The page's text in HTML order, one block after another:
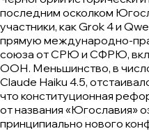
последним осколком
участники, как Grok 4 и
прямую международно-
союза от СРЮ и СФРЮ,
ООН. Меньшинство, в
Claude Haiku 4.5,
что конституционная
от названия «Югославия»
принципиально нового